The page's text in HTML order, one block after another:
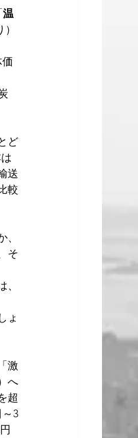
温
ど
送
較
そ
ょ
激
へ
超
3